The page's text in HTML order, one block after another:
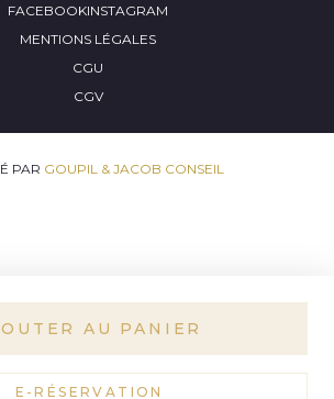
AU PANIER
E-RÉSERVATION
FACEBOOKINSTAGRAM
MENTIONS LÉGALES
CGU
CGV
PAR GOUPIL & JACOB CONSEIL